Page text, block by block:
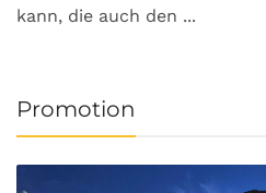
kann, die auch den ...
Promotion